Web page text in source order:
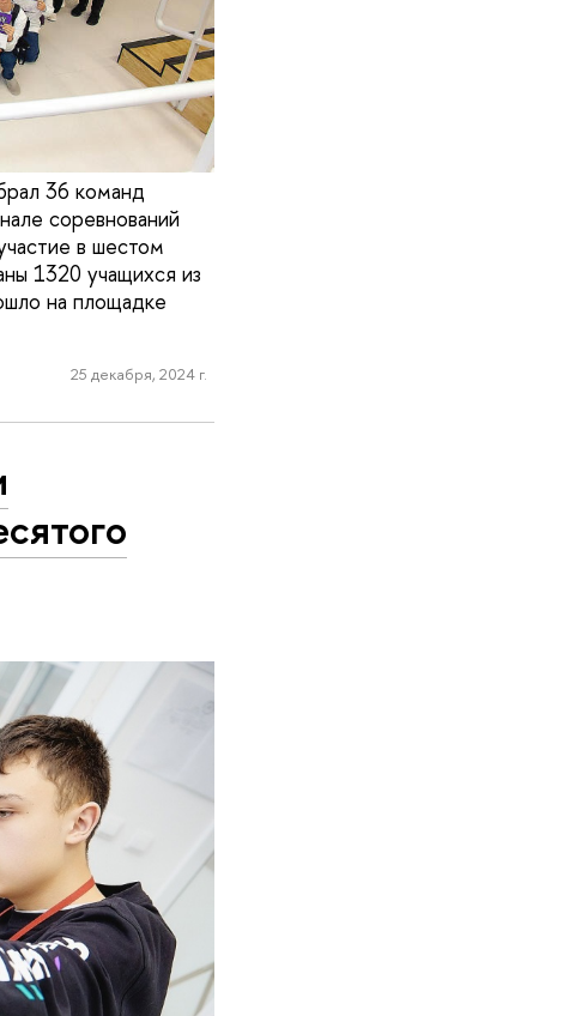
36 команд
соревнований
в шестом
1320 учащихся из
на площадке
25 декабря, 2024 г.